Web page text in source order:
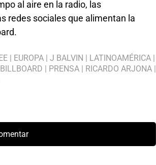
al aire en la radio, las
redes sociales que alimentan la
| EUROPA | J BALVIN | LATINOAMÉRICA |
| PRENSA | RICARDO ARJONA |